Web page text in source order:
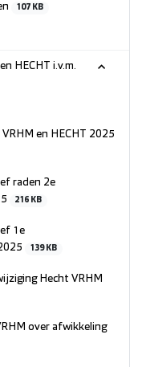
107 KB
HECHT i.v.m.
en HECHT 2025
raden 2e
216 KB
1e
139 KB
Hecht VRHM
over afwikkeling